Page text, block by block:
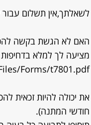
לשאלתך,אין תשלום
האם לא הגשת בקשה
מציעה לך למלא
Forms/t7801.pdf
חודשי המתנה).